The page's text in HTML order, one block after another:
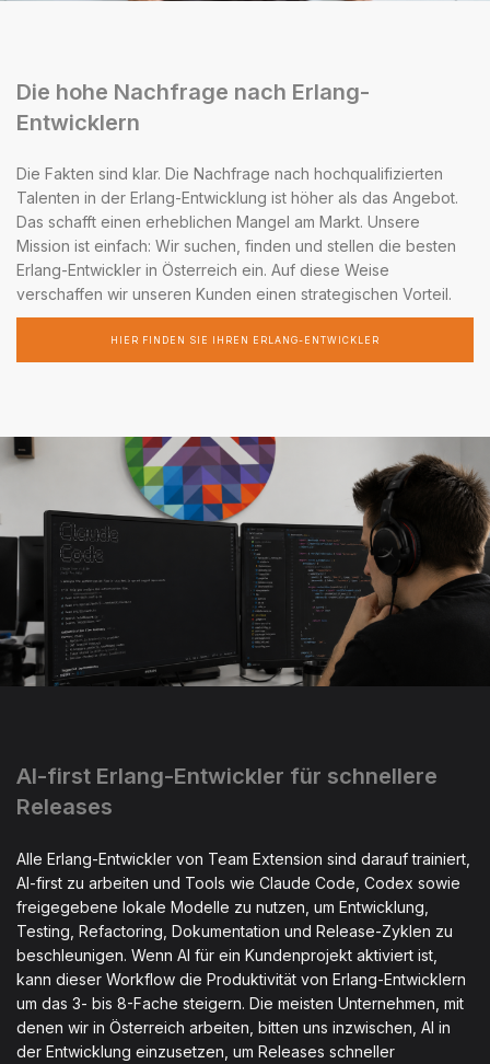
Die hohe Nachfrage nach Erlang-
Entwicklern
Die Fakten sind klar. Die Nachfrage nach hochqualifizierten
Talenten in der Erlang-Entwicklung ist höher als das Angebot.
Das schafft einen erheblichen Mangel am Markt. Unsere
Mission ist einfach: Wir suchen, finden und stellen die besten
Erlang-Entwickler in Österreich ein. Auf diese Weise
verschaffen wir unseren Kunden einen strategischen Vorteil.
HIER FINDEN SIE IHREN ERLANG-ENTWICKLER
AI-first Erlang-Entwickler für schnellere
Releases
Alle Erlang-Entwickler von Team Extension sind darauf trainiert,
AI-first zu arbeiten und Tools wie Claude Code, Codex sowie
freigegebene lokale Modelle zu nutzen, um Entwicklung,
Testing, Refactoring, Dokumentation und Release-Zyklen zu
beschleunigen. Wenn AI für ein Kundenprojekt aktiviert ist,
kann dieser Workflow die Produktivität von Erlang-Entwicklern
um das 3- bis 8-Fache steigern. Die meisten Unternehmen, mit
denen wir in Österreich arbeiten, bitten uns inzwischen, AI in
der Entwicklung einzusetzen, um Releases schneller